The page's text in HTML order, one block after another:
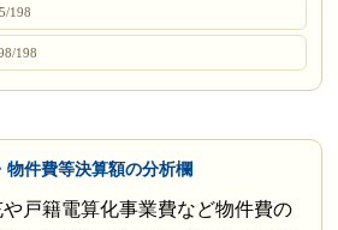
198
198
物件費等決算額の分析欄
戸籍電算化事業費など物件費の